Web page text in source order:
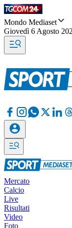
Mondo Mediaset
Giovedì 6 Agosto
Mercato
Calcio
Live
Risultati
Video
Foto